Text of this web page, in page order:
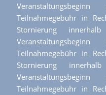
Teilnahmegebühr in
Stornierung
Teilnahmegebühr in
Stornierung
Teilnahmegebühr in